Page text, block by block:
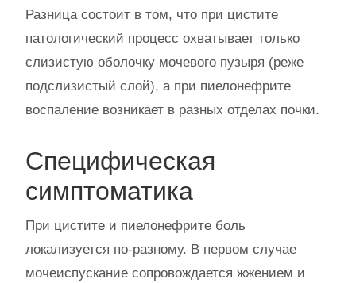
Разница состоит в том, что при цистите
патологический процесс охватывает только
слизистую оболочку мочевого пузыря (реже
подслизистый слой), а при пиелонефрите
воспаление возникает в разных отделах почки.
Специфическая
симптоматика
При цистите и пиелонефрите боль
локализуется по-разному. В первом случае
мочеиспускание сопровождается жжением и